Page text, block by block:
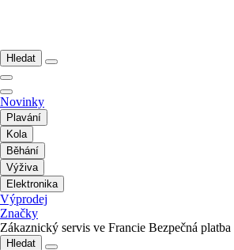
Hledat
Novinky
Plavání
Kola
Běhání
Výživa
Elektronika
Výprodej
Značky
Zákaznický servis ve Francie Bezpečná platba
Hledat